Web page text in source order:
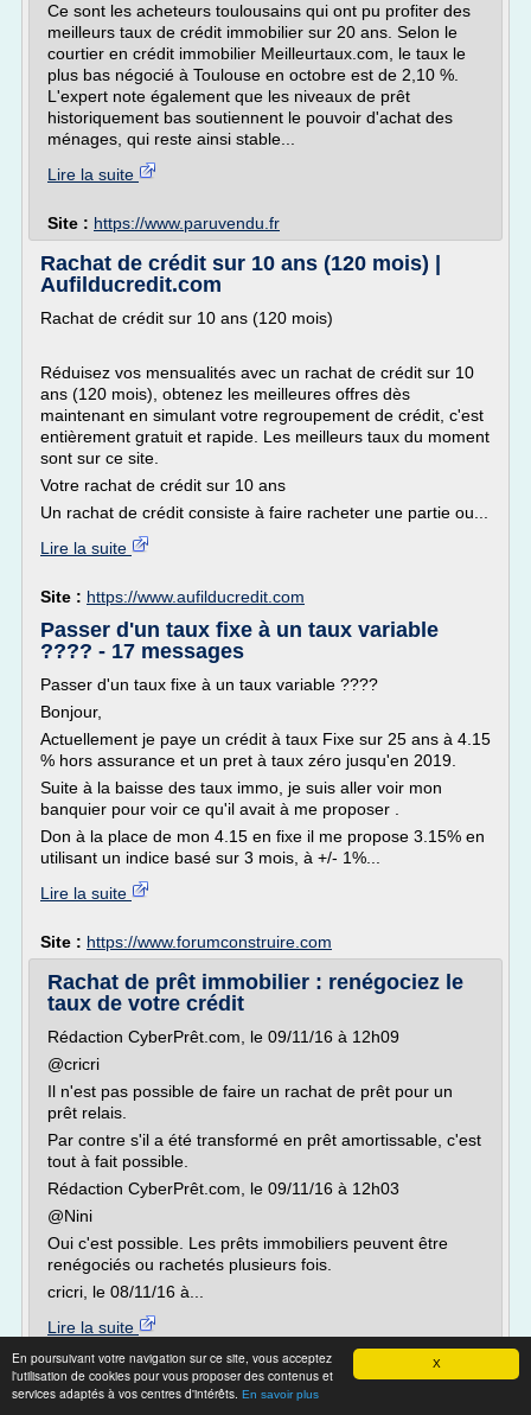
X
En poursuivant votre navigation sur ce site, vous acceptez
l'utilisation de cookies pour vous proposer des contenus et
services adaptés à vos centres d'intérêts. En savoir plus
Ce sont les acheteurs toulousains qui ont pu profiter des
meilleurs taux de crédit immobilier sur 20 ans. Selon le
courtier en crédit immobilier Meilleurtaux.com, le taux le
plus bas négocié à Toulouse en octobre est de 2,10 %.
L'expert note également que les niveaux de prêt
historiquement bas soutiennent le pouvoir d'achat des
ménages, qui reste ainsi stable...
Lire la suite
Site : https://www.paruvendu.fr
Rachat de crédit sur 10 ans (120 mois) |
Aufilducredit.com
Rachat de crédit sur 10 ans (120 mois)
Réduisez vos mensualités avec un rachat de crédit sur 10
ans (120 mois), obtenez les meilleures offres dès
maintenant en simulant votre regroupement de crédit, c'est
entièrement gratuit et rapide. Les meilleurs taux du moment
sont sur ce site.
Votre rachat de crédit sur 10 ans
Un rachat de crédit consiste à faire racheter une partie ou...
Lire la suite
Site : https://www.aufilducredit.com
Passer d'un taux fixe à un taux variable
???? - 17 messages
Passer d'un taux fixe à un taux variable ????
Bonjour,
Actuellement je paye un crédit à taux Fixe sur 25 ans à 4.15
% hors assurance et un pret à taux zéro jusqu'en 2019.
Suite à la baisse des taux immo, je suis aller voir mon
banquier pour voir ce qu'il avait à me proposer .
Don à la place de mon 4.15 en fixe il me propose 3.15% en
utilisant un indice basé sur 3 mois, à +/- 1%...
Lire la suite
Site : https://www.forumconstruire.com
Rachat de prêt immobilier : renégociez le
taux de votre crédit
Rédaction CyberPrêt.com, le 09/11/16 à 12h09
@cricri
Il n'est pas possible de faire un rachat de prêt pour un
prêt relais.
Par contre s'il a été transformé en prêt amortissable, c'est
tout à fait possible.
Rédaction CyberPrêt.com, le 09/11/16 à 12h03
@Nini
Oui c'est possible. Les prêts immobiliers peuvent être
renégociés ou rachetés plusieurs fois.
cricri, le 08/11/16 à...
Lire la suite
Date:2017-08-18 13:51:59
Site :cyberpret.com